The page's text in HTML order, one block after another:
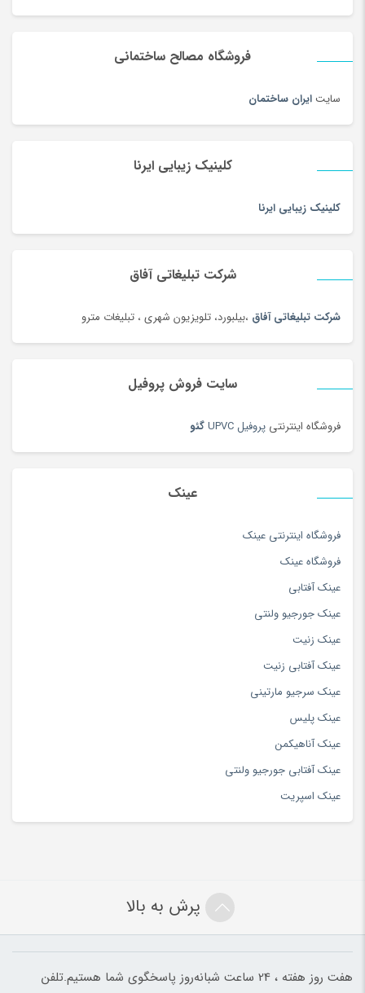
فروشگاه مصالح ساختمانی
سایت ایران ساختمان
کلینیک زیبایی ایرنا
کلینیک زیبایی ایرنا
شرکت تبلیغاتی آفاق
شرکت تبلیغاتی آفاق ،بیلبورد، تلویزیون شهری ، تبلیغات مترو
سایت فروش پروفیل
فروشگاه اینترنتی پروفیل UPVC گئو
عینک
فروشگاه اینترنتی عینک
فروشگاه عینک
عینک آفتابی
عینک جورجیو ولنتی
عینک زنیت
عینک آفتابی زنیت
عینک سرجیو مارتینی
عینک پلیس
عینک آناهیکمن
عینک آفتابی جورجیو ولنتی
عینک اسپریت
پرش به بالا
هفت روز هفته ، 24 ساعت شبانه‌روز پاسخگوی شما هستیم.تلفن